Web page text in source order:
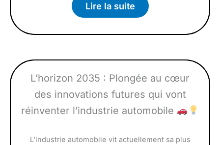
Lire la suite
L’horizon 2035 : Plongée au cœur
des innovations futures qui vont
réinventer l’industrie automobile
L’industrie automobile vit actuellement sa plus